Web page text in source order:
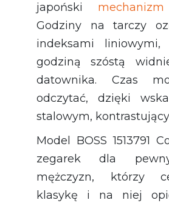
japoński
Godziny na tarczy
indeksami
godziną szóstą
datownika. Czas
odczytać, dzięki
stalowym,
Model BOSS 1513791
zegarek dla
mężczyzn, którzy
klasykę i na niej